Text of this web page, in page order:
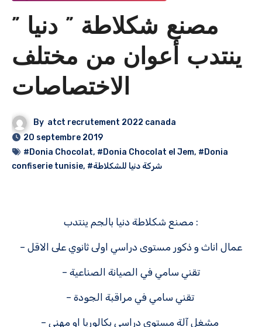
مصنع شكلاطة ” دنيا ”
ينتدب أعوان من مختلف
الاختصاصات
By atct recrutement 2022 canada
20 septembre 2019
#Donia Chocolat, #Donia Chocolat el Jem, #Donia
confiserie tunisie, #شركة دنيا للشكلاطة
مصنع شكلاطة دنيا بالجم ينتدب :
– عمال اناث و ذكور مستوى دراسي اولى ثانوي على الاقل
– تقني سامي في الصيانة الصناعية
– تقني سامي في مراقبة الجودة